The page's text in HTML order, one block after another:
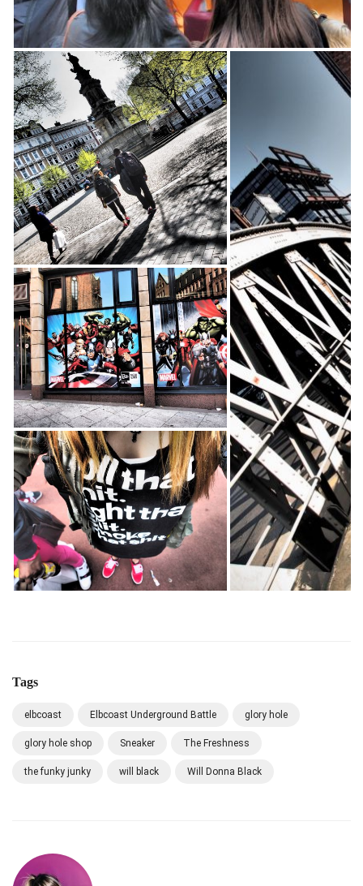
Tags
elbcoast Elbcoast Underground Battle glory hole
glory hole shop Sneaker The Freshness
the funky junky will black Will Donna Black